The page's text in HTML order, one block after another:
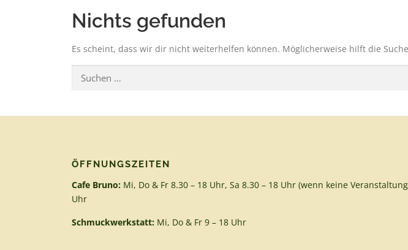
Nichts gefunden
Es scheint, dass wir dir nicht weiterhelfen können. Möglicherweise hilft die
Suchen
nach:
ÖFFNUNGSZEITEN
Cafe Bruno: Mi, Do & Fr 8.30 – 18 Uhr, Sa 8.30 – 18 Uhr (wenn keine
Uhr
Schmuckwerkstatt: Mi, Do & Fr 9 – 18 Uhr